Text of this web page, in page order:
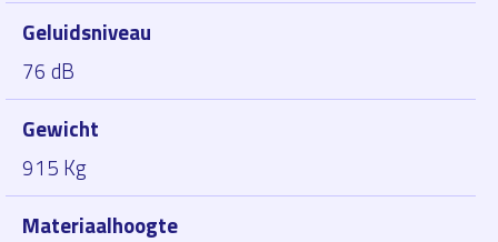
Geluidsniveau
76 dB
Gewicht
915 Kg
Materiaalhoogte